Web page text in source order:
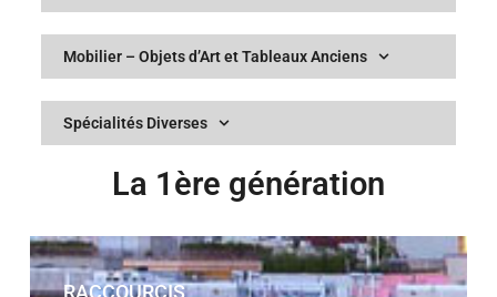
Mobilier – Objets d’Art et Tableaux Anciens
Spécialités Diverses
La 1ère génération
RACCOURCIS